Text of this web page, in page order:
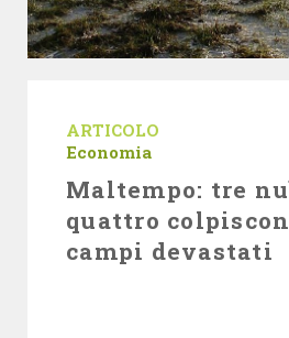
ARTICOLO
Economia
Maltempo: tre
quattro
campi devastati